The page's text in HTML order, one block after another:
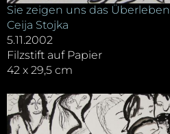
Sie zeigen uns das Überleben
Ceija Stojka
5.11.2002
Filzstift auf Papier
42 x 29,5 cm